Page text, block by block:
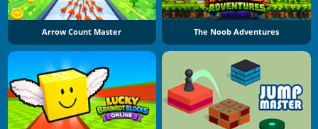
Arrow Count Master The Noob Adventures